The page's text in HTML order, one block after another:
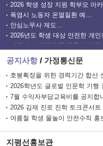
청소년 도박예방 카드뉴스
관행적 부패행위 등 행동강령 위반 집중
2026년도 학생 대상 안전한 개인정보보
안심노무사 제도 홍보
폭염시 노동자 온열질환 예방수칙
2026 학생 성장 지원 학부모 아카데미
학교 설명회 신청
공지사항
호봉획정을 위한 경력기간 합산
2026학년도 글로벌 인문학 기행
7월 수익자부담교육비를 공지합
2026 김제 진로 진학 토크콘서트 운영
여름철 학생 물놀이 안전수칙 홍보자료
가정통신문
지평선홍보관